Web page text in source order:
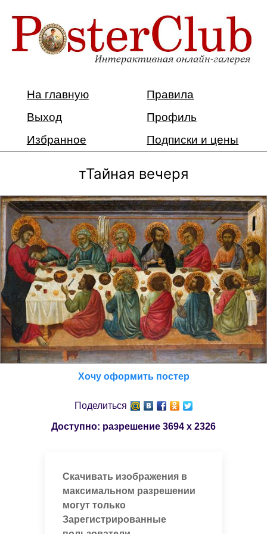
На главную
Правила
Выход
Профиль
Избранное
Подписки и цены
тТайная вечеря
Хочу оформить постер
Поделиться
Доступно: разрешение 3694 x 2326
Скачивать изображения в
максимальном разрешении
могут только
Зарегистрированные